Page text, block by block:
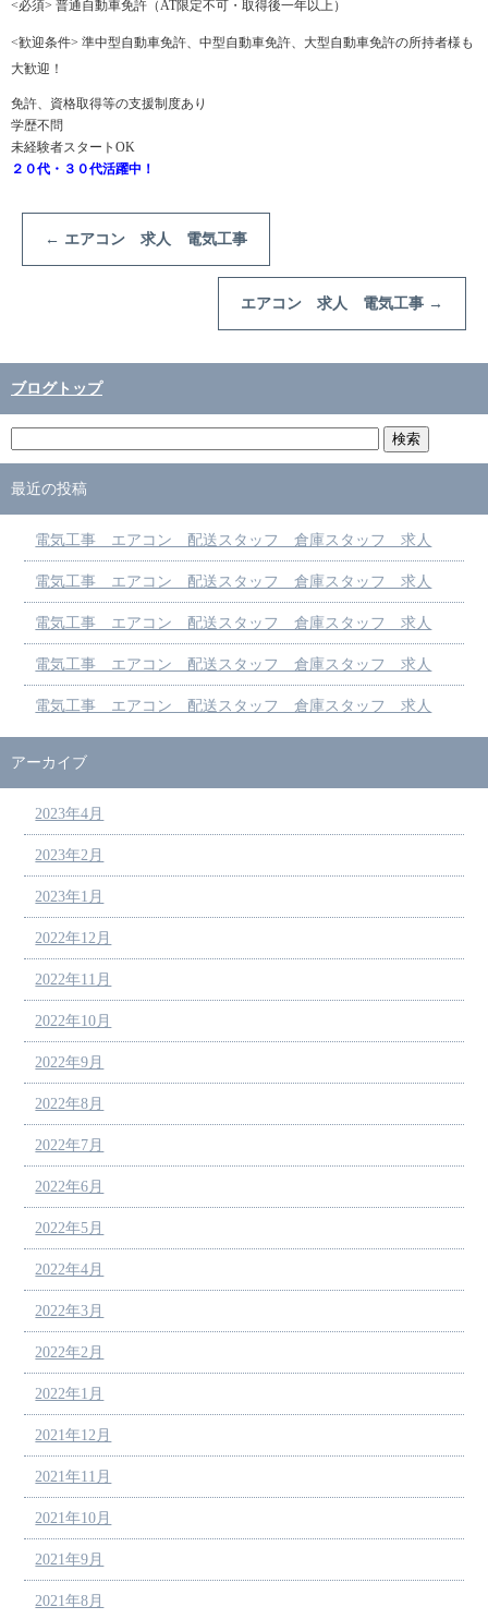
<必須> 普通自動車免許（AT限定不可・取得後一年以上）
<歓迎条件> 準中型自動車免許、中型自動車免許、大型自動車免許の所持者様も
大歓迎！
免許、資格取得等の支援制度あり
学歴不問
未経験者スタートOK
２０代・３０代活躍中！
← エアコン 求人 電気工事
エアコン 求人 電気工事 →
ブログトップ
最近の投稿
電気工事 エアコン 配送スタッフ 倉庫スタッフ 求人
電気工事 エアコン 配送スタッフ 倉庫スタッフ 求人
電気工事 エアコン 配送スタッフ 倉庫スタッフ 求人
電気工事 エアコン 配送スタッフ 倉庫スタッフ 求人
電気工事 エアコン 配送スタッフ 倉庫スタッフ 求人
アーカイブ
2023年4月
2023年2月
2023年1月
2022年12月
2022年11月
2022年10月
2022年9月
2022年8月
2022年7月
2022年6月
2022年5月
2022年4月
2022年3月
2022年2月
2022年1月
2021年12月
2021年11月
2021年10月
2021年9月
2021年8月